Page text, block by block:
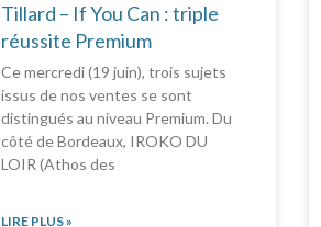
Tillard – If You Can : triple
réussite Premium
Ce mercredi (19 juin), trois sujets
issus de nos ventes se sont
distingués au niveau Premium. Du
côté de Bordeaux, IROKO DU
LOIR (Athos des
LIRE PLUS »